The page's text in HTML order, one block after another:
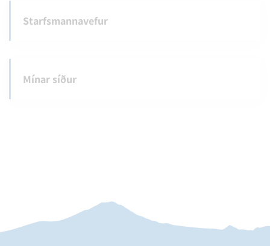
Starfsmannavefur
Mínar síður